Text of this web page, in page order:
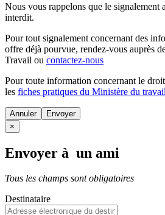
Nous vous rappelons que le signalement
interdit.
Pour tout signalement concernant des
offre déjà pourvue, rendez-vous auprès
Travail ou contactez-nous
Pour toute information concernant le
les fiches pratiques du Ministère du travail
Annuler
×
Envoyer à un ami
Tous les champs sont obligatoires
Destinataire